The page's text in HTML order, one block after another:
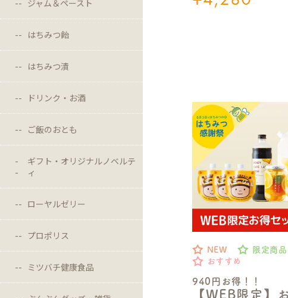
ジャム＆ペースト
はちみつ飴
はちみつ漬
ドリンク・お酒
ご飯のおとも
ギフト・オリジナルノベルテ
ィ
ローヤルゼリー
プロポリス
ミツバチ健康食品
940円お得！！
【WEB限定】
NEW
限定商品
おすすめ